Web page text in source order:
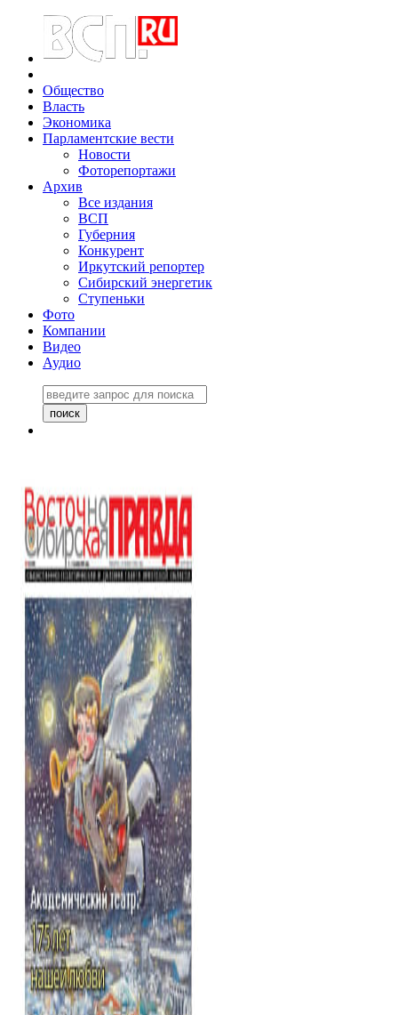
Общество
Власть
Экономика
Парламентские вести
Новости
Фоторепортажи
Архив
Все издания
ВСП
Губерния
Конкурент
Иркутский репортер
Сибирский энергетик
Ступеньки
Фото
Компании
Видео
Аудио